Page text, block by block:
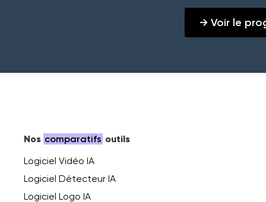
→ Voir le
Nos comparatifs outils
Logiciel Vidéo IA
Logiciel Détecteur IA
Logiciel Logo IA